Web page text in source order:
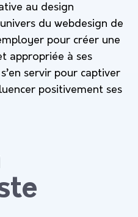
au design
du webdesign de
pour créer une
appropriée à ses
servir pour captiver
positivement ses